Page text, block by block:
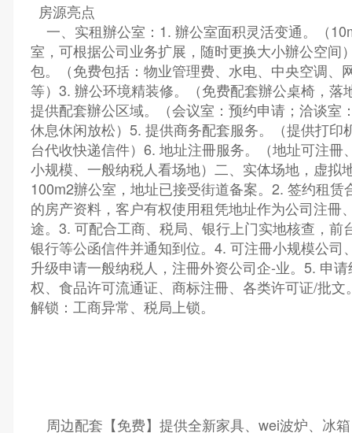
房源亮点
一、实租辦公室：1. 辦公室面积灵活变通。（
室，可根据公司业务扩展，随时更换大小辦公空间
包。（免费包括：物业管理费、水电、中央空调、
等）3. 辦公环境精装修。（免费配套辦公桌椅，落
提供配套辦公区域。（会议室：预约申请；洽谈室
休息休闲放松）5. 提供商务配套服务。（提供打印
台代收快递信件）6. 地址注冊服务。（地址可注冊
小规模、一般纳税人看场地）二、实体场地，虚
100m2辦公室，地址已接受街道备案。2. 签约租赁
的房产资料，客户有权使用租凭地址作为公司注冊
途。3. 可配合工商、税局、银行上门实地核查，前
银行等公函信件并通知到位。4. 可注冊小规模公司
升级申请一般纳税人，注冊外资公司企-业。5. 申
权、食品许可流通证、商标注冊、各类许可证/批文
解锁：工商异常、税局上锁。
周边配套【免费】提供全新家具、wei波炉、冰